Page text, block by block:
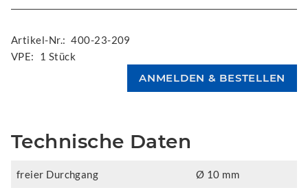
Artikel-Nr.: 400-23-209
VPE:
1 Stück
Technische Daten
freier Durchgang Ø 10 mm